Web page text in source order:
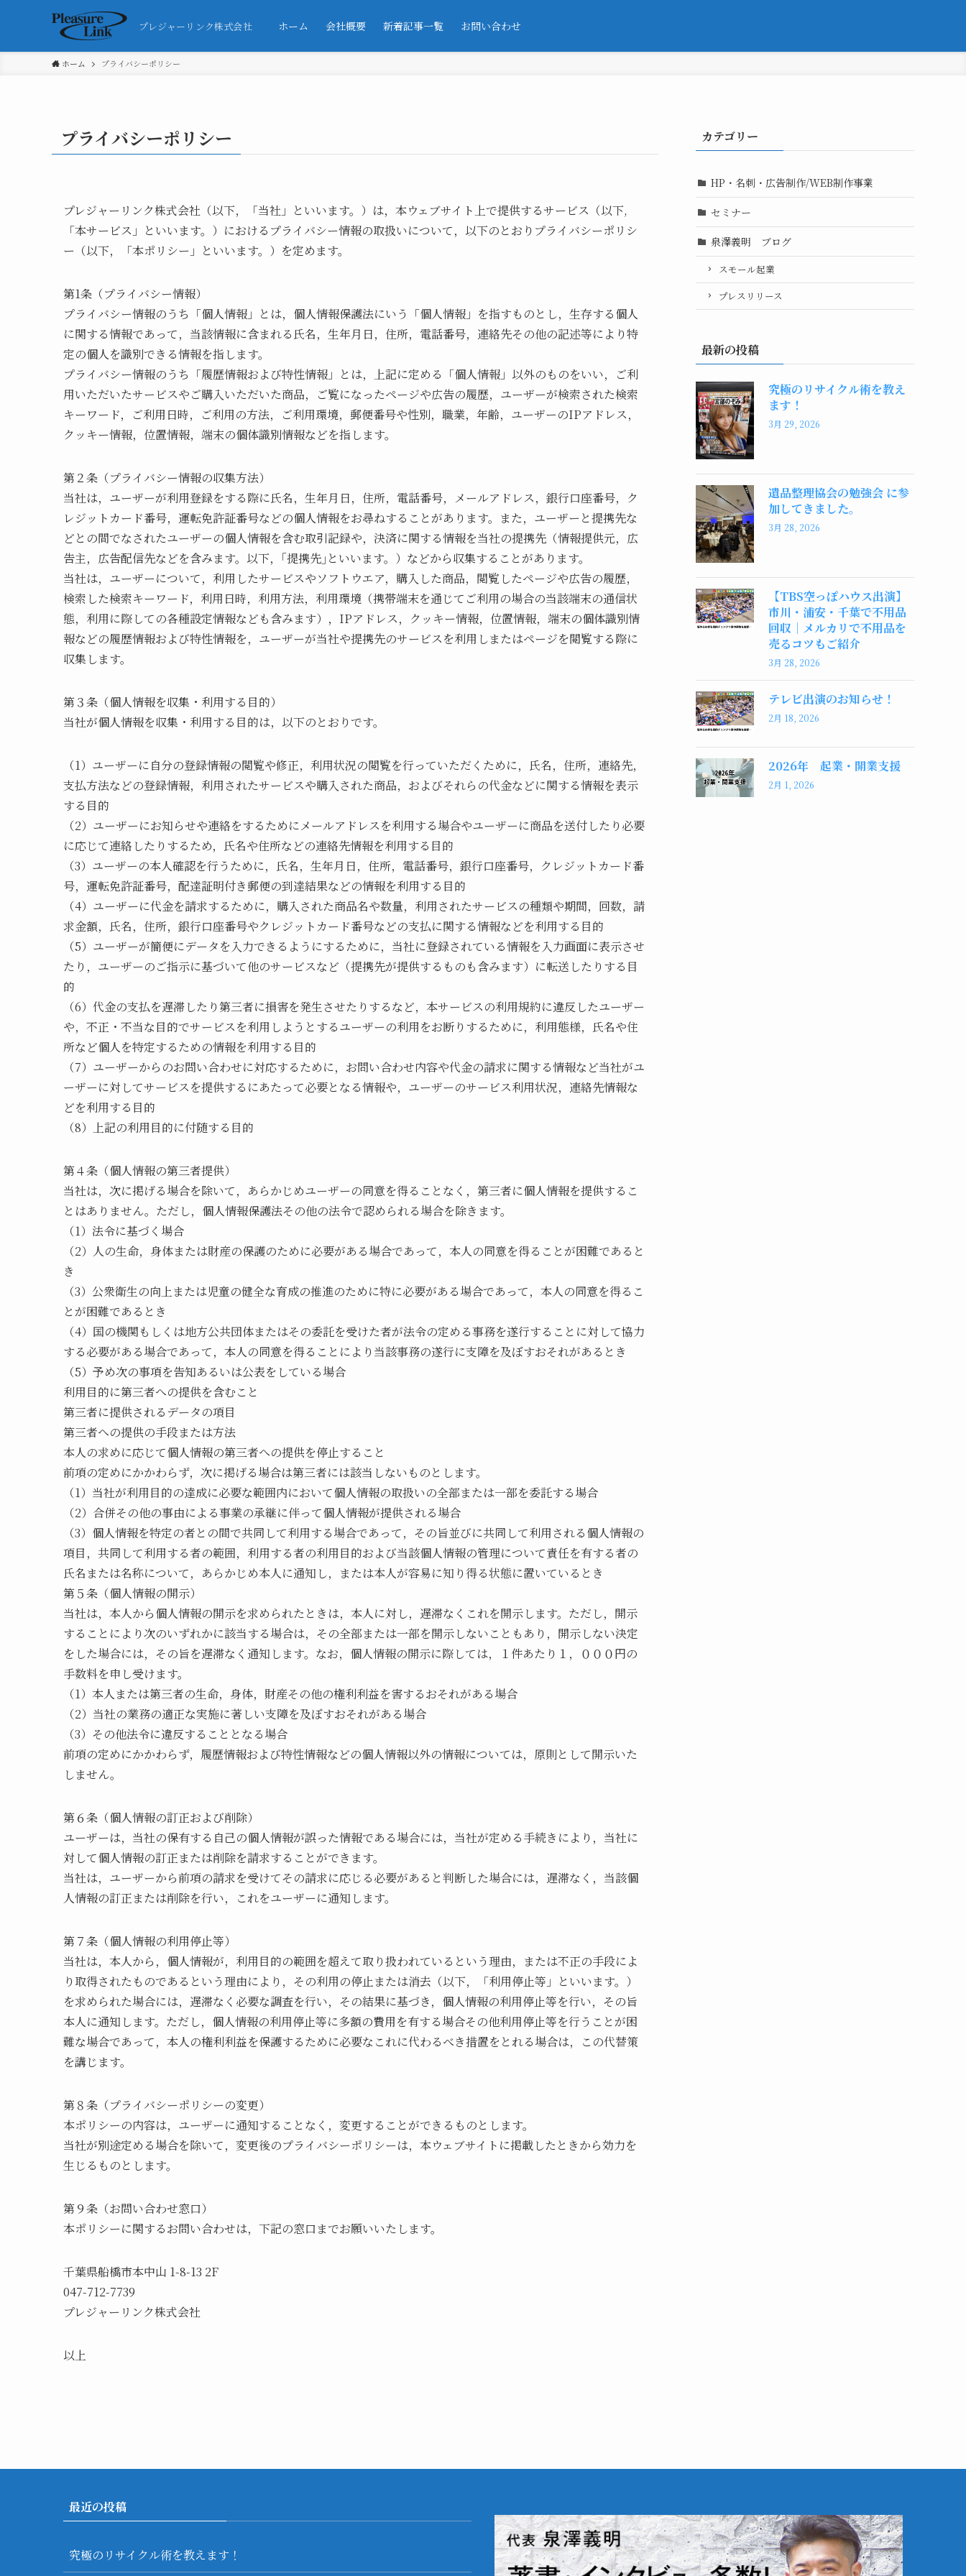
プレジャーリンク株式会社 ホーム 会社概要 新着記事一覧 お問い合わせ
ホーム プライバシーポリシー
プライバシーポリシー
プレジャーリンク株式会社（以下，「当社」といいます。）は，本ウェブサイト上で提供するサービス（以下,
「本サービス」といいます。）におけるプライバシー情報の取扱いについて，以下のとおりプライバシーポリシ
ー（以下，「本ポリシー」といいます。）を定めます。
第1条（プライバシー情報）
プライバシー情報のうち「個人情報」とは，個人情報保護法にいう「個人情報」を指すものとし，生存する個人
に関する情報であって，当該情報に含まれる氏名，生年月日，住所，電話番号，連絡先その他の記述等により特
定の個人を識別できる情報を指します。
プライバシー情報のうち「履歴情報および特性情報」とは，上記に定める「個人情報」以外のものをいい，ご利
用いただいたサービスやご購入いただいた商品，ご覧になったページや広告の履歴，ユーザーが検索された検索
キーワード，ご利用日時，ご利用の方法，ご利用環境，郵便番号や性別，職業，年齢，ユーザーのIPアドレス，
クッキー情報，位置情報，端末の個体識別情報などを指します。
第２条（プライバシー情報の収集方法）
当社は，ユーザーが利用登録をする際に氏名，生年月日，住所，電話番号，メールアドレス，銀行口座番号，ク
レジットカード番号，運転免許証番号などの個人情報をお尋ねすることがあります。また，ユーザーと提携先な
どとの間でなされたユーザーの個人情報を含む取引記録や，決済に関する情報を当社の提携先（情報提供元，広
告主，広告配信先などを含みます。以下，｢提携先｣といいます。）などから収集することがあります。
当社は，ユーザーについて，利用したサービスやソフトウエア，購入した商品，閲覧したページや広告の履歴，
検索した検索キーワード，利用日時，利用方法，利用環境（携帯端末を通じてご利用の場合の当該端末の通信状
態，利用に際しての各種設定情報なども含みます），IPアドレス，クッキー情報，位置情報，端末の個体識別情
報などの履歴情報および特性情報を，ユーザーが当社や提携先のサービスを利用しまたはページを閲覧する際に
収集します。
第３条（個人情報を収集・利用する目的）
当社が個人情報を収集・利用する目的は，以下のとおりです。
（1）ユーザーに自分の登録情報の閲覧や修正，利用状況の閲覧を行っていただくために，氏名，住所，連絡先，
支払方法などの登録情報，利用されたサービスや購入された商品，およびそれらの代金などに関する情報を表示
する目的
（2）ユーザーにお知らせや連絡をするためにメールアドレスを利用する場合やユーザーに商品を送付したり必要
に応じて連絡したりするため，氏名や住所などの連絡先情報を利用する目的
（3）ユーザーの本人確認を行うために，氏名，生年月日，住所，電話番号，銀行口座番号，クレジットカード番
号，運転免許証番号，配達証明付き郵便の到達結果などの情報を利用する目的
（4）ユーザーに代金を請求するために，購入された商品名や数量，利用されたサービスの種類や期間，回数，請
求金額，氏名，住所，銀行口座番号やクレジットカード番号などの支払に関する情報などを利用する目的
（5）ユーザーが簡便にデータを入力できるようにするために，当社に登録されている情報を入力画面に表示させ
たり，ユーザーのご指示に基づいて他のサービスなど（提携先が提供するものも含みます）に転送したりする目
的
（6）代金の支払を遅滞したり第三者に損害を発生させたりするなど，本サービスの利用規約に違反したユーザー
や，不正・不当な目的でサービスを利用しようとするユーザーの利用をお断りするために，利用態様，氏名や住
所など個人を特定するための情報を利用する目的
（7）ユーザーからのお問い合わせに対応するために，お問い合わせ内容や代金の請求に関する情報など当社がユ
ーザーに対してサービスを提供するにあたって必要となる情報や，ユーザーのサービス利用状況，連絡先情報な
どを利用する目的
（8）上記の利用目的に付随する目的
第４条（個人情報の第三者提供）
当社は，次に掲げる場合を除いて，あらかじめユーザーの同意を得ることなく，第三者に個人情報を提供するこ
とはありません。ただし，個人情報保護法その他の法令で認められる場合を除きます。
（1）法令に基づく場合
（2）人の生命，身体または財産の保護のために必要がある場合であって，本人の同意を得ることが困難であると
き
（3）公衆衛生の向上または児童の健全な育成の推進のために特に必要がある場合であって，本人の同意を得るこ
とが困難であるとき
（4）国の機関もしくは地方公共団体またはその委託を受けた者が法令の定める事務を遂行することに対して協力
する必要がある場合であって，本人の同意を得ることにより当該事務の遂行に支障を及ぼすおそれがあるとき
（5）予め次の事項を告知あるいは公表をしている場合
利用目的に第三者への提供を含むこと
第三者に提供されるデータの項目
第三者への提供の手段または方法
本人の求めに応じて個人情報の第三者への提供を停止すること
前項の定めにかかわらず，次に掲げる場合は第三者には該当しないものとします。
（1）当社が利用目的の達成に必要な範囲内において個人情報の取扱いの全部または一部を委託する場合
（2）合併その他の事由による事業の承継に伴って個人情報が提供される場合
（3）個人情報を特定の者との間で共同して利用する場合であって，その旨並びに共同して利用される個人情報の
項目，共同して利用する者の範囲，利用する者の利用目的および当該個人情報の管理について責任を有する者の
氏名または名称について，あらかじめ本人に通知し，または本人が容易に知り得る状態に置いているとき
第５条（個人情報の開示）
当社は，本人から個人情報の開示を求められたときは，本人に対し，遅滞なくこれを開示します。ただし，開示
することにより次のいずれかに該当する場合は，その全部または一部を開示しないこともあり，開示しない決定
をした場合には，その旨を遅滞なく通知します。なお，個人情報の開示に際しては，１件あたり１，０００円の
手数料を申し受けます。
（1）本人または第三者の生命，身体，財産その他の権利利益を害するおそれがある場合
（2）当社の業務の適正な実施に著しい支障を及ぼすおそれがある場合
（3）その他法令に違反することとなる場合
前項の定めにかかわらず，履歴情報および特性情報などの個人情報以外の情報については，原則として開示いた
しません。
第６条（個人情報の訂正および削除）
ユーザーは，当社の保有する自己の個人情報が誤った情報である場合には，当社が定める手続きにより，当社に
対して個人情報の訂正または削除を請求することができます。
当社は，ユーザーから前項の請求を受けてその請求に応じる必要があると判断した場合には，遅滞なく，当該個
人情報の訂正または削除を行い，これをユーザーに通知します。
第７条（個人情報の利用停止等）
当社は，本人から，個人情報が，利用目的の範囲を超えて取り扱われているという理由，または不正の手段によ
り取得されたものであるという理由により，その利用の停止または消去（以下，「利用停止等」といいます。）
を求められた場合には，遅滞なく必要な調査を行い，その結果に基づき，個人情報の利用停止等を行い，その旨
本人に通知します。ただし，個人情報の利用停止等に多額の費用を有する場合その他利用停止等を行うことが困
難な場合であって，本人の権利利益を保護するために必要なこれに代わるべき措置をとれる場合は，この代替策
を講じます。
第８条（プライバシーポリシーの変更）
本ポリシーの内容は，ユーザーに通知することなく，変更することができるものとします。
当社が別途定める場合を除いて，変更後のプライバシーポリシーは，本ウェブサイトに掲載したときから効力を
生じるものとします。
第９条（お問い合わせ窓口）
本ポリシーに関するお問い合わせは，下記の窓口までお願いいたします。
千葉県船橋市本中山 1-8-13 2F
047-712-7739
プレジャーリンク株式会社
以上
カテゴリー
HP・名刺・広告制作/WEB制作事業
セミナー
泉澤義明 ブログ
スモール起業
プレスリリース
最新の投稿
究極のリサイクル術を教え
ます！
3月 29, 2026
遺品整理協会の勉強会 に参
加してきました。
3月 28, 2026
【TBS空っぽハウス出演】
市川・浦安・千葉で不用品
回収｜メルカリで不用品を
売るコツもご紹介
3月 28, 2026
テレビ出演のお知らせ！
2月 18, 2026
2026年 起業・開業支援
2月 1, 2026
最近の投稿
究極のリサイクル術を教えます！